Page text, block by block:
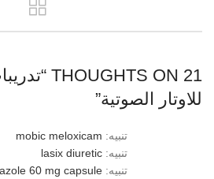
21 THOUGHTS ON “
للاوتار الصوتية”
تنبيه: mobic meloxicam
تنبيه: lasix diuretic
تنبيه: 60 mg capsule